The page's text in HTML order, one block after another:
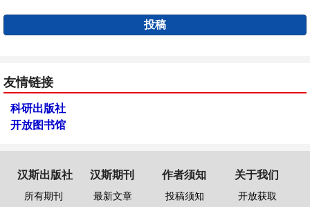
投稿
友情链接
科研出版社
开放图书馆
汉斯出版社
所有期刊
汉斯期刊
最新文章
作者须知
投稿须知
关于我们
开放获取